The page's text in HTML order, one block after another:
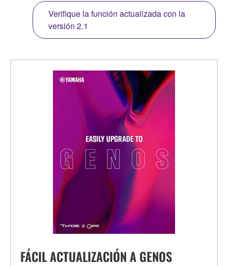
Verifique la función actualizada con la
versión 2.1
FÁCIL ACTUALIZACIÓN A GENOS